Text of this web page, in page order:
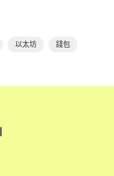
常方便。
以太坊 錢包